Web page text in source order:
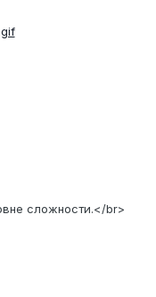
сложности.</br>